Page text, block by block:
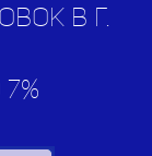
в г.